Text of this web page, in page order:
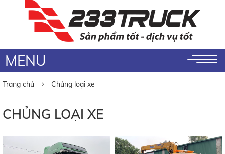
MENU
Trang chủ Chủng loại xe
CHỦNG LOẠI XE